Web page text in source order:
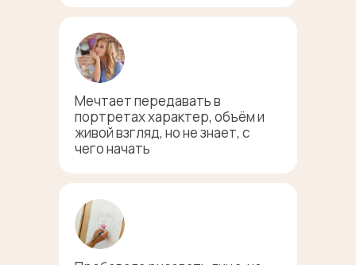
Мечтает передавать в
портретах характер, объём и
живой взгляд, но не знает, с
чего начать